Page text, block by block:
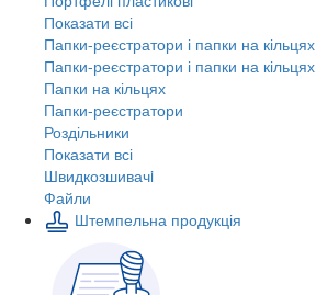
Показати всі
Папки-реєстратори і папки на кільцях
Папки-реєстратори і папки на кільцях
Папки на кільцях
Папки-реєстратори
Роздільники
Показати всі
Швидкозшивачi
Файли
Штемпельна продукція